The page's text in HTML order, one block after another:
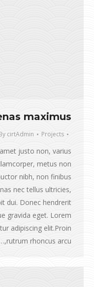
maximus
Projects
cirtAdmin
justo non, varius
metus non
nibh, non finibus
nec tellus ultricies,
dui. Donec hendrerit
gravida eget. Lorem
adipiscing elit.Proin
rutrum rhoncus arcu,…